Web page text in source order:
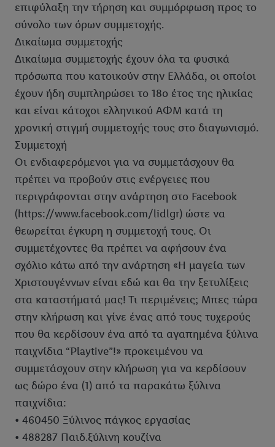
επιφύλαξη την τήρηση και συμμόρφωση προς το
σύνολο των όρων συμμετοχής.
Δικαίωμα συμμετοχής
Δικαίωμα συμμετοχής έχουν όλα τα φυσικά
πρόσωπα που κατοικούν στην Ελλάδα, οι οποίοι
έχουν ήδη συμπληρώσει το 18ο έτος της ηλικίας
και είναι κάτοχοι ελληνικού ΑΦΜ κατά τη
χρονική στιγμή συμμετοχής τους στο διαγωνισμό.
Συμμετοχή
Οι ενδιαφερόμενοι για να συμμετάσχουν θα
πρέπει να προβούν στις ενέργειες που
περιγράφονται στην ανάρτηση στο Facebook
(https://www.facebook.com/lidlgr) ώστε να
θεωρείται έγκυρη η συμμετοχή τους. Οι
συμμετέχοντες θα πρέπει να αφήσουν ένα
σχόλιο κάτω από την ανάρτηση «Η μαγεία των
Χριστουγέννων είναι εδώ και θα την ξετυλίξεις
στα καταστήματά μας! Τι περιμένεις; Μπες τώρα
στην κλήρωση και γίνε ένας από τους τυχερούς
που θα κερδίσουν ένα από τα αγαπημένα ξύλινα
παιχνίδια “Playtive”!» προκειμένου να
συμμετάσχουν στην κλήρωση για να κερδίσουν
ως δώρο ένα (1) από τα παρακάτω ξύλινα
παιχνίδια:
• 460450 Ξύλινος πάγκος εργασίας
• 488287 Παιδ.ξύλινη κουζίνα